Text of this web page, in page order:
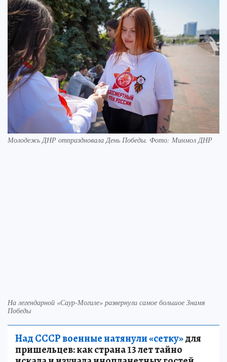
Молодежь ДНР отпраздновала День Победы. Фото: Минмол ДНР
На легендарной «Саур-Могиле» развернули самое большое Знамя
Победы
Над СССР военные натянули «сетку»для
пришельцев: как страна 13 лет тайно